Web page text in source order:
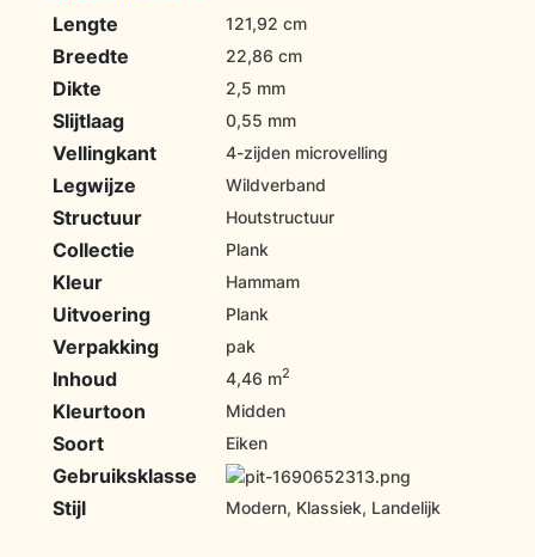
Lengte 121,92 cm
Breedte 22,86 cm
Dikte 2,5 mm
Slijtlaag 0,55 mm
Vellingkant 4-zijden microvelling
Legwijze Wildverband
Structuur Houtstructuur
Collectie Plank
Kleur Hammam
Uitvoering Plank
Verpakking pak
Inhoud 4,46 m2
Kleurtoon Midden
Soort Eiken
Gebruiksklasse
Stijl
Modern, Klassiek, Landelijk